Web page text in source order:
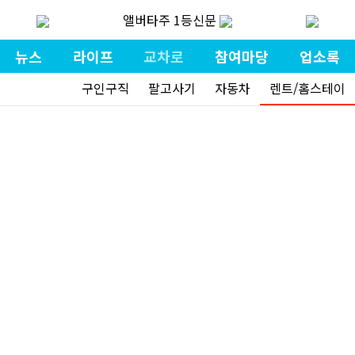
앨버타주 1등신문
뉴스 라이프 교차로 참여마당 업소록
구인구직 팔고사기 자동차 렌트/홈스테이